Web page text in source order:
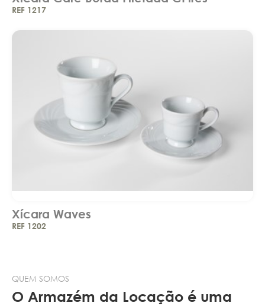
REF 1217
Xícara Waves
REF 1202
QUEM SOMOS
O Armazém da Locação é uma